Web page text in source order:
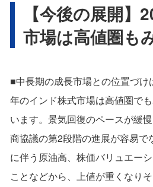
【今後の展開】
市場は高値圏も
■中長期の成長市場との位置づ
年のインド株式市場は高値圏で
います。景気回復のペースが緩
商協議の第2段階の進展が容易で
に伴う原油高、株価バリュエー
ことなどから、上値が重くなり